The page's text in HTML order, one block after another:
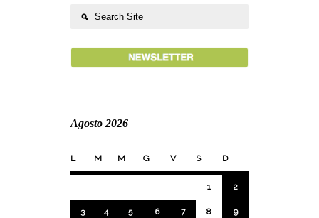
Agosto 2026
L M M G V S D
1 2
3 4 5 6 7 8 9